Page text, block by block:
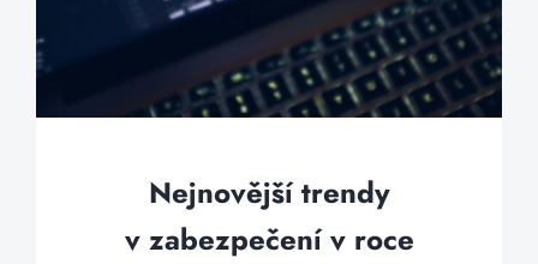
Nejnovější trendy
v zabezpečení v roce